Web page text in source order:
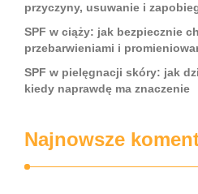
przyczyny, usuwanie i
SPF w ciąży: jak bezpiecznie
przebarwieniami i
SPF w pielęgnacji skóry: jak
kiedy naprawdę ma znaczenie
Najnowsze